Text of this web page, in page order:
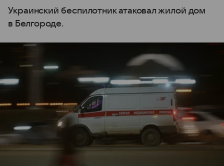
Украинский беспилотник атаковал жилой дом
в Белгороде.